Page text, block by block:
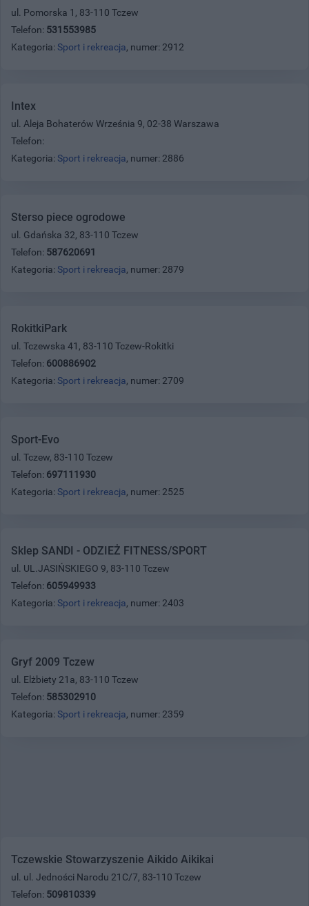
ul. Pomorska 1, 83-110 Tczew
Telefon: 531553985
Kategoria: Sport i rekreacja, numer: 2912
Intex
ul. Aleja Bohaterów Września 9, 02-38 Warszawa
Telefon:
Kategoria: Sport i rekreacja, numer: 2886
Sterso piece ogrodowe
ul. Gdańska 32, 83-110 Tczew
Telefon: 587620691
Kategoria: Sport i rekreacja, numer: 2879
RokitkiPark
ul. Tczewska 41, 83-110 Tczew-Rokitki
Telefon: 600886902
Kategoria: Sport i rekreacja, numer: 2709
Sport-Evo
ul. Tczew, 83-110 Tczew
Telefon: 697111930
Kategoria: Sport i rekreacja, numer: 2525
Sklep SANDI - ODZIEŻ FITNESS/SPORT
ul. UL.JASIŃSKIEGO 9, 83-110 Tczew
Telefon: 605949933
Kategoria: Sport i rekreacja, numer: 2403
Gryf 2009 Tczew
ul. Elżbiety 21a, 83-110 Tczew
Telefon: 585302910
Kategoria: Sport i rekreacja, numer: 2359
Tczewskie Stowarzyszenie Aikido Aikikai
ul. ul. Jedności Narodu 21C/7, 83-110 Tczew
Telefon: 509810339